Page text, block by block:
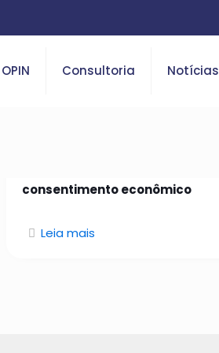
OPIN Consultoria Notícias
consentimento econômico
Leia mais